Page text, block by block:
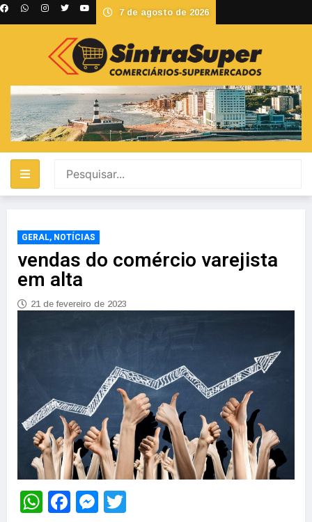
7 de agosto de 2026
GERAL, NOTÍCIAS
vendas do comércio varejista
em alta
21 de fevereiro de 2023
WhatsApp
Facebook
Messenger